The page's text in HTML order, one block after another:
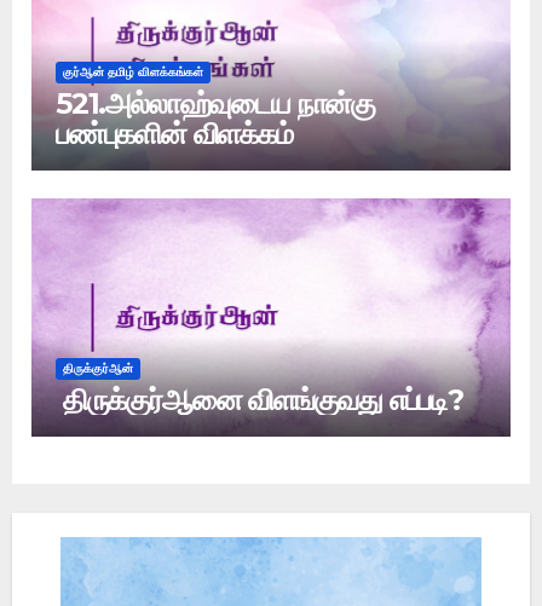
குர்ஆன் தமிழ் விளக்கங்கள்
521.அல்லாஹ்வுடைய நான்கு
பண்புகளின் விளக்கம்
திருக்குர்ஆன்
திருக்குர்ஆனை விளங்குவது எப்படி?